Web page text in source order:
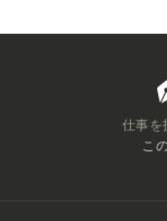
仕事を
こ